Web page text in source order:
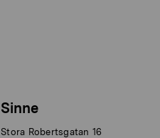
Sinne
Stora Robertsgatan 16